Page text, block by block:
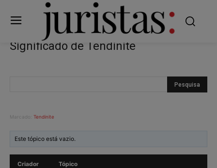
Significado de Tendinite
Marcado: Tendinite
Este tópico está vazio.
Criador Tópico